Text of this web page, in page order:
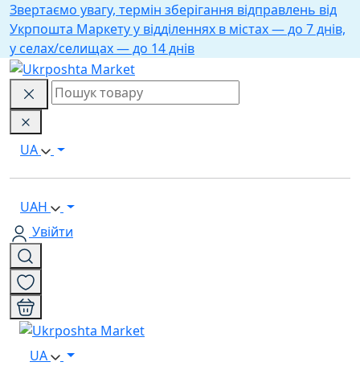
Звертаємо увагу, термін зберігання відправлень від
Укрпошта Маркету у відділеннях в містах — до 7 днів,
у селах/селищах — до 14 днів
UA
UAH
Увійти
UA